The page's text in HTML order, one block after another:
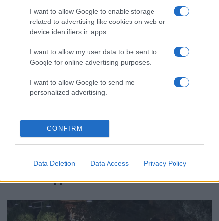
I want to allow Google to enable storage
related to advertising like cookies on web or
device identifiers in apps.
I want to allow my user data to be sent to
Google for online advertising purposes.
I want to allow Google to send me
personalized advertising.
CONFIRM
Data Deletion Data Access Privacy Policy
Ηράκλειο: Συνελήφθη ξενοδόχος που έπαιρνε
και το δίλημμα